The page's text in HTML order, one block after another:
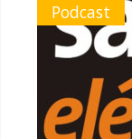
Podcast